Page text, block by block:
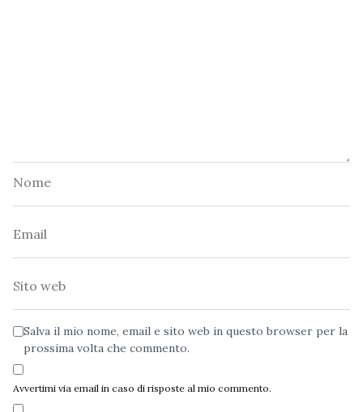
Salva il mio nome, email e sito web in questo browser per la
prossima volta che commento.
Avvertimi via email in caso di risposte al mio commento.